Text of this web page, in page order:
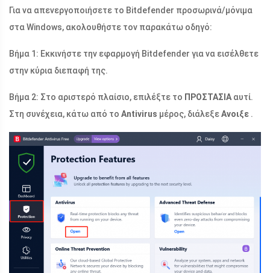
Για να απενεργοποιήσετε το Bitdefender προσωρινά/μόνιμα
στα Windows, ακολουθήστε τον παρακάτω οδηγό:
Βήμα 1: Εκκινήστε την εφαρμογή Bitdefender για να εισέλθετε
στην κύρια διεπαφή της.
Βήμα 2: Στο αριστερό πλαίσιο, επιλέξτε το ΠΡΟΣΤΑΣΙΑ αυτί.
Στη συνέχεια, κάτω από το Antivirus μέρος, διάλεξεΑνοιξε .